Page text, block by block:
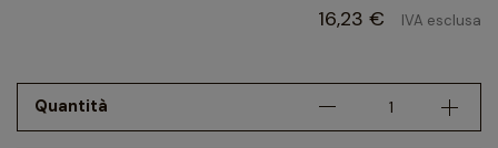
16,23 € IVA esclusa
Quantità